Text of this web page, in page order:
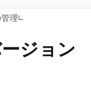
理
ジョン